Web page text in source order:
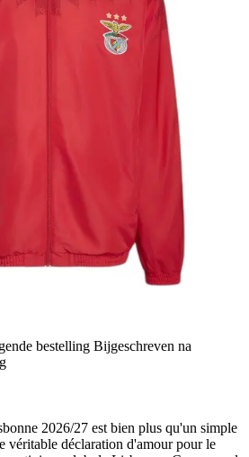
bestelling Bijgeschreven na
2026/27 est bien plus qu'un simple
véritable déclaration d'amour pour le